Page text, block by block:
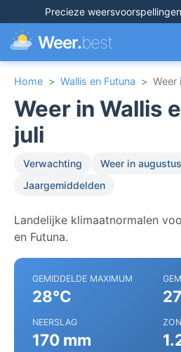
Precieze weersvoorspellingen
Weer.best
Home > Wallis en Futuna > Weer
Weer in Wallis
juli
Verwachting Weer in augustus
Jaargemiddelden
Landelijke klimaatnormalen
en Futuna.
GEMIDDELDE MAXIMUM
28°C
NEERSLAG
170 mm